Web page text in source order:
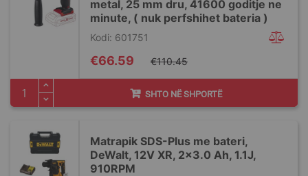
metal, 25 mm dru, 41600 goditje ne
minute, ( nuk perfshihet bateria )
Kodi: 601751
Special
Price
€66.59 €110.45
SHTO NË SHPORTË
Matrapik SDS-Plus me bateri,
DeWalt, 12V XR, 2x3.0 Ah, 1.1J,
910RPM